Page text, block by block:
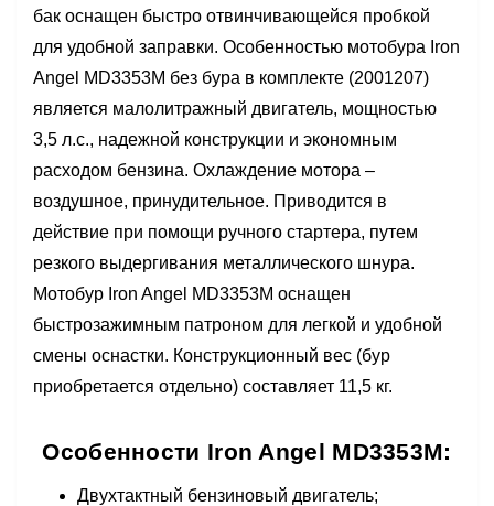
бак оснащен быстро отвинчивающейся пробкой
для удобной заправки. Особенностью мотобура Iron
Angel MD3353M без бура в комплекте (2001207)
является малолитражный двигатель, мощностью
3,5 л.с., надежной конструкции и экономным
расходом бензина. Охлаждение мотора –
воздушное, принудительное. Приводится в
действие при помощи ручного стартера, путем
резкого выдергивания металлического шнура.
Мотобур Iron Angel MD3353M оснащен
быстрозажимным патроном для легкой и удобной
смены оснастки. Конструкционный вес (бур
приобретается отдельно) составляет 11,5 кг.
Особенности Iron Angel MD3353M:
Двухтактный бензиновый двигатель;